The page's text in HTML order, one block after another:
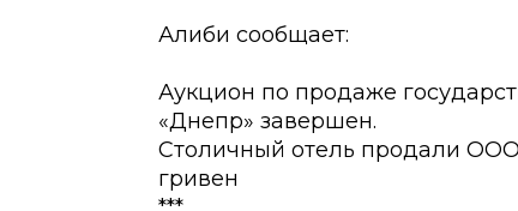
Алиби сообщает:
Аукцион по продаже
«Днепр» завершен.
Столичный отель продали ООО
гривен